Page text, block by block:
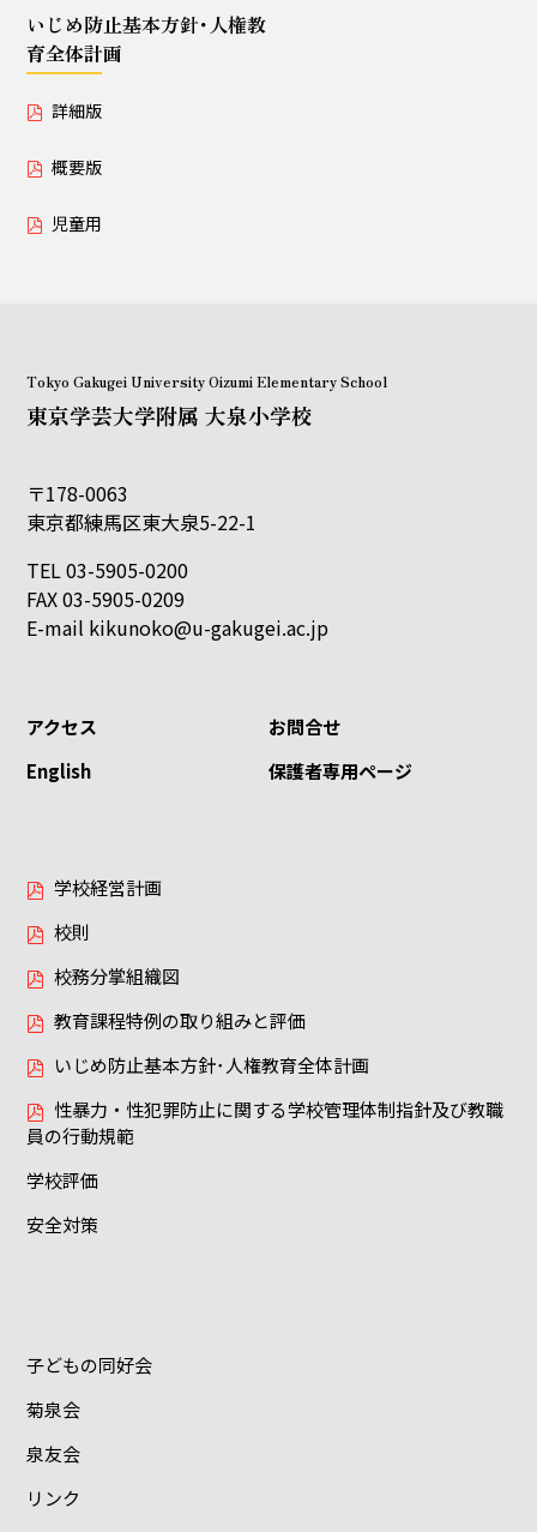
いじめ防止基本方針･人権教育全体計画
詳細版
児童用
いじめ防止基本方針･人権教
育全体計画
詳細版
概要版
児童用
Tokyo Gakugei University Oizumi Elementary School
東京学芸大学附属 大泉小学校
〒178-0063
東京都練馬区東大泉5-22-1
TEL 03-5905-0200
FAX 03-5905-0209
E-mail kikunoko@u-gakugei.ac.jp
アクセス
お問合せ
English
保護者専用ページ
学校経営計画
校則
校務分掌組織図
教育課程特例の取り組みと評価
いじめ防止基本方針･人権教育全体計画
性暴力・性犯罪防止に関する学校管理体制指針及び教職
員の行動規範
学校評価
安全対策
子どもの同好会
菊泉会
泉友会
リンク